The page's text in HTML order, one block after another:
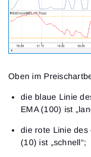
Oben im
die blaue Linie
EMA (100) ist
die rote Linie des
(10) ist „schnell“;